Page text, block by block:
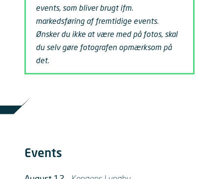
events, som bliver brugt ifm.
markedsføring af fremtidige events.
Ønsker du ikke at være med på fotos, skal
du selv gøre fotografen opmærksom på
det.
Events